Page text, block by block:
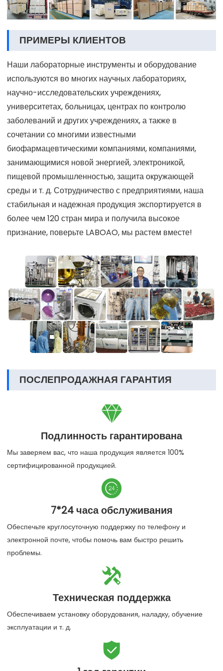
ПРИМЕРЫ КЛИЕНТОВ
Наши лабораторные инструменты и оборудование
используются во многих научных лабораториях,
научно-исследовательских учреждениях,
университетах, больницах, центрах по контролю
заболеваний и других учреждениях, а также в
сочетании со многими известными
биофармацевтическими компаниями, компаниями,
занимающимися новой энергией, электроникой,
пищевой промышленностью, защита окружающей
среды и т. д. Сотрудничество с предприятиями, наша
стабильная и надежная продукция экспортируется в
более чем 120 стран мира и получила высокое
признание, поверьте LABOAO, мы растем вместе!
ПОСЛЕПРОДАЖНАЯ ГАРАНТИЯ

Подлинность гарантирована
Мы заверяем вас, что наша продукция является 100%
сертифицированной продукцией.

7*24 часа обслуживания
Обеспечьте круглосуточную поддержку по телефону и
электронной почте, чтобы помочь вам быстро решить
проблемы.

Техническая поддержка
Обеспечиваем установку оборудования, наладку, обучение
эксплуатации и т. д.
